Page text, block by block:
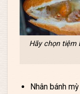
Hãy chọn tiệm
Nhân bánh